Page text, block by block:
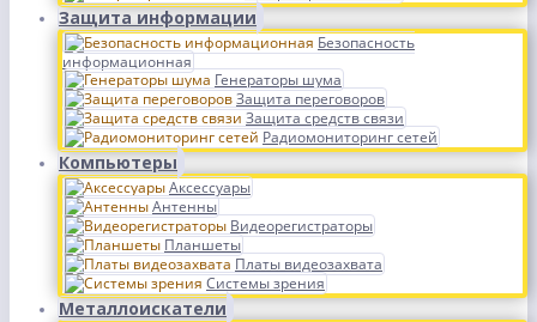
Защита информации
Безопасность
информационная
Генераторы шума
Защита переговоров
Защита средств связи
Радиомониторинг сетей
Компьютеры
Аксессуары
Антенны
Видеорегистраторы
Планшеты
Платы видеозахвата
Системы зрения
Металлоискатели